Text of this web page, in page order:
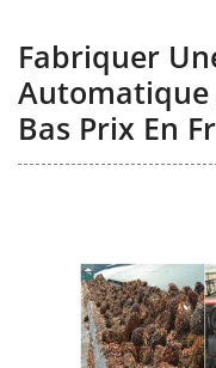
Fabriquer
Automatique
Bas Prix En